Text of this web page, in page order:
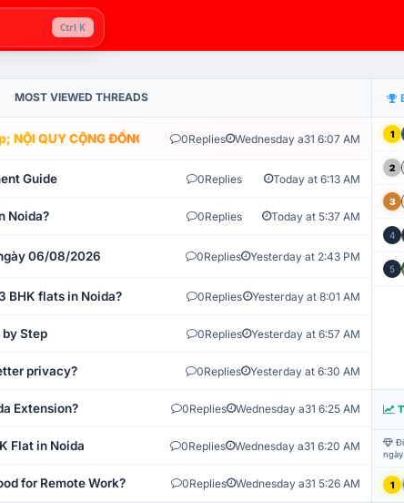
Ctrl K
MOST VIEWED THREADS
NỘI QUY CỘNG ĐỒNG VLIKE.VN: HỆ THỐNG GIÁM SÁT TỰ
0Replies Wednesday a31 6:07 AM
Guide 0Replies Today at 6:13 AM
Noida? 0Replies Today at 5:37 AM
06/08/2026 0Replies Yesterday at 2:43 PM
BHK flats in Noida? 0Replies Yesterday at 8:01 AM
Step 0Replies Yesterday at 6:57 AM
privacy? 0Replies Yesterday at 6:30 AM
Extension? 0Replies Wednesday a31 6:25 AM
Flat in Noida 0Replies Wednesday a31 6:20 AM
for Remote Work? 0Replies Wednesday a31 5:26 AM
1
2
3
4
5
1